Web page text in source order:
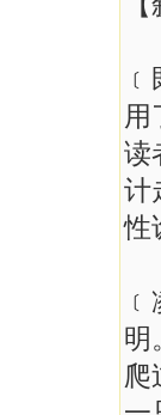
用
读
计
性
明
爬